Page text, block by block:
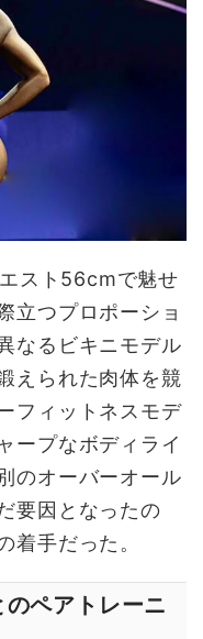
スト56cmで魅せ
立つプロポーショ
なるビキニモデル
えられた肉体を競
フィットネスモデ
ープなボディライ
のオーバーオール
要因となったの
着手だった。
ペアトレーニ